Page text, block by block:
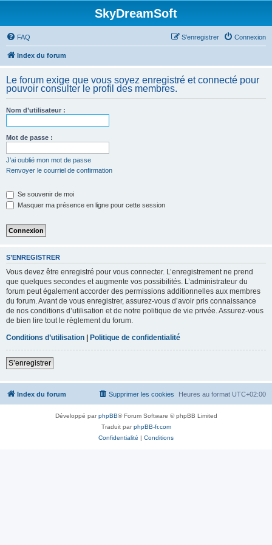
SkyDreamSoft
FAQ Connexion
S’enregistrer
Index du forum
Le forum exige que vous soyez enregistré et connecté pour
pouvoir consulter le profil des membres.
Nom d’utilisateur :
Mot de passe :
J’ai oublié mon mot de passe
Renvoyer le courriel de confirmation
Se souvenir de moi
Masquer ma présence en ligne pour cette session
S’ENREGISTRER
Vous devez être enregistré pour vous connecter. L’enregistrement ne prend
que quelques secondes et augmente vos possibilités. L’administrateur du
forum peut également accorder des permissions additionnelles aux membres
du forum. Avant de vous enregistrer, assurez-vous d’avoir pris connaissance
de nos conditions d’utilisation et de notre politique de vie privée. Assurez-vous
de bien lire tout le règlement du forum.
Conditions d’utilisation | Politique de confidentialité
S’enregistrer
Index du forum Heures au format UTC+02:00
Supprimer les cookies
Développé parphpBB® Forum Software © phpBB Limited
Traduit parphpBB-fr.com
Confidentialité | Conditions